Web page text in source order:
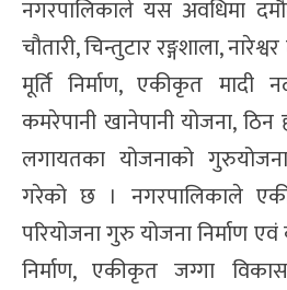
नगरपालिकाले यस अवधिमा
चौतारी, चिन्तुटार रङ्गशाला,
मूर्ति निर्माण, एकीकृत मादी
कमरेपानी खानेपानी योजना, ठिन
लगायतका योजनाको
गरेको छ । नगरपालिकाले
परियोजना गुरु योजना निर्माण एवं
निर्माण, एकीकृत जग्गा